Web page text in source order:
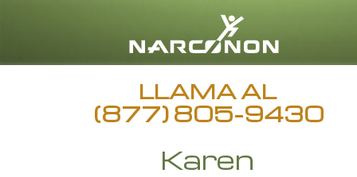
LLAMA AL
(877) 805-9430
Karen